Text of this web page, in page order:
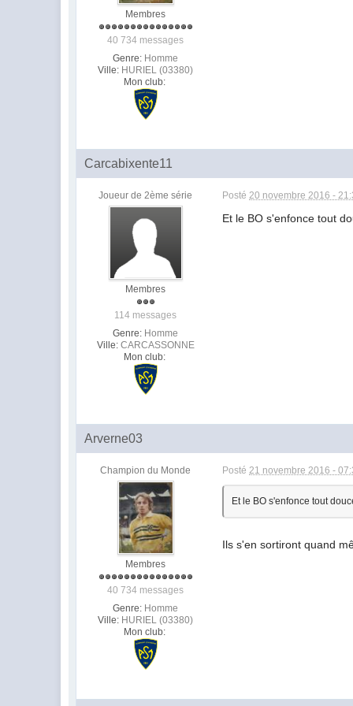
Membres
40 734 messages
Genre: Homme
Ville: HURIEL (03380)
Mon club:
Carcabixente11
Joueur de 2ème série
Membres
114 messages
Genre: Homme
Ville: CARCASSONNE
Mon club:
Posté20 novembre 2016 -
Et le BO s'enfonce tout
Arverne03
Champion du Monde
Membres
40 734 messages
Genre: Homme
Ville: HURIEL (03380)
Mon club:
Posté21 novembre 2016 -
Et le BO s'enfonce tout
Ils s'en sortiront quand